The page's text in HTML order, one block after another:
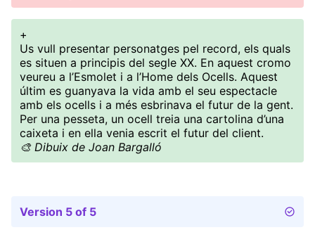
+
Us vull presentar personatges pel record, els quals
es situen a principis del segle XX. En aquest cromo
veureu a l’Esmolet i a l’Home dels Ocells. Aquest
últim es guanyava la vida amb el seu espectacle
amb els ocells i a més esbrinava el futur de la gent.
Per una pesseta, un ocell treia una cartolina d’una
caixeta i en ella venia escrit el futur del client.
🎨 Dibuix de Joan Bargalló
Version 5 of 5